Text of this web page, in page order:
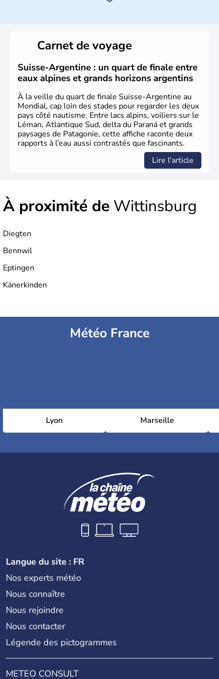
féodal marque la naissance de la Suisse sous la forme
d'une alliance composée de plusieurs cantons. L'Etat
fédéral n'est créé qu'en 1848 et signe l'abolition des
frontières, ainsi que l'établissement d'une monnaie
unique et d'une armée. La première constitution est
rédigée à la même année, le droit de référendum est
ajouté 26 ans plus tard.
Carnet de voyage
Suisse-Argentine : un quart de finale entre
eaux alpines et grands horizons argentins
À la veille du quart de finale Suisse-Argentine au
Mondial, cap loin des stades pour regarder les deux
pays côté nautisme. Entre lacs alpins, voiliers sur le
Léman, Atlantique Sud, delta du Paraná et grands
paysages de Patagonie, cette affiche raconte deux
rapports à l’eau aussi contrastés que fascinants.
Lire l'article
À proximité de Wittinsburg
Diegten
Bennwil
Eptingen
Känerkinden
Météo France
Lyon Marseille
Langue du site : FR
Nos experts météo
Nous connaître
Nous rejoindre
Nous contacter
Légende des pictogrammes
METEO CONSULT